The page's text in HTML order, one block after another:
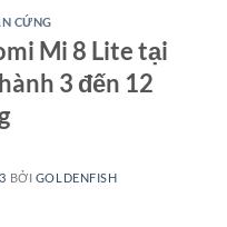
CỨNG
Mi 8 Lite tại
3 đến 12
BỞI GOLDENFISH